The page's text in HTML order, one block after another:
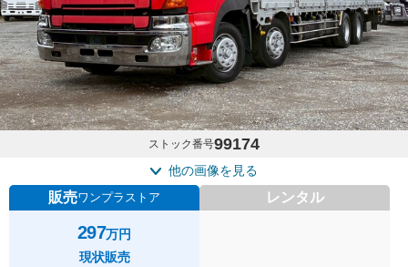
ストック番号99174
他の画像を見る
販売ワンプラストア
297万円
現状販売
レンタル